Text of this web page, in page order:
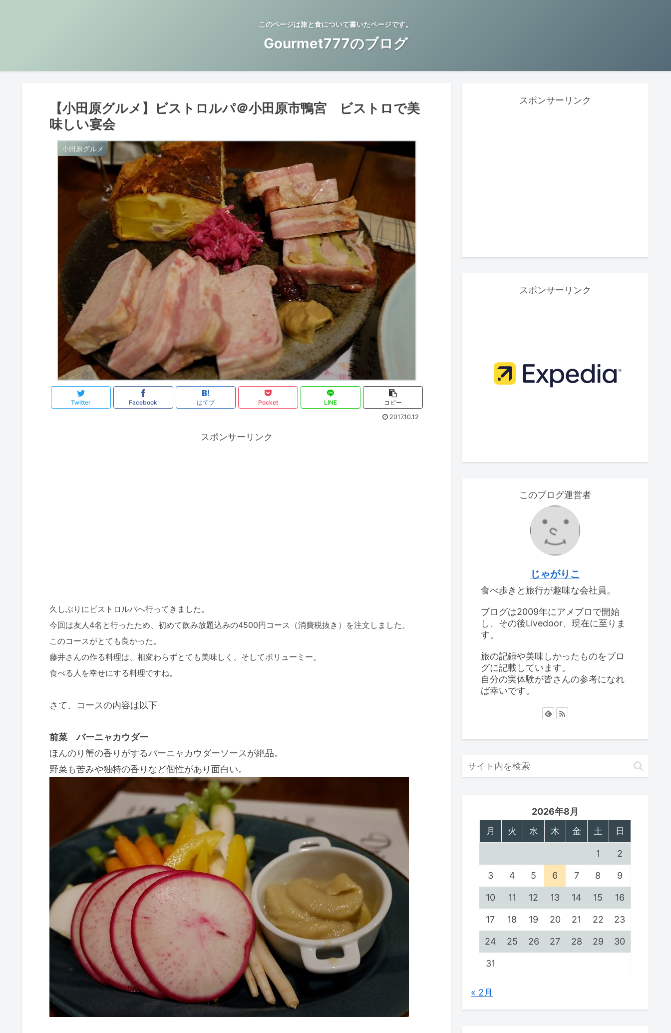
このページは旅と食について書いたページです。
Gourmet777のブログ
【小田原グルメ】ビストロルパ＠小田原市鴨宮 ビストロで美
味しい宴会
小田原グルメ
Twitter Facebook はてブ Pocket LINE
コピー
2017.10.12
スポンサーリンク
久しぶりにビストロルパへ行ってきました。
今回は友人4名と行ったため、初めて飲み放題込みの4500円コース（消費税抜き）を注文しました。
このコースがとても良かった。
藤井さんの作る料理は、相変わらずとても美味しく、そしてボリューミー。
食べる人を幸せにする料理ですね。
さて、コースの内容は以下
前菜 バーニャカウダー
ほんのり蟹の香りがするバーニャカウダーソースが絶品。
野菜も苦みや独特の香りなど個性があり面白い。
スポンサーリンク
スポンサーリンク
このブログ運営者
じゃがりこ
食べ歩きと旅行が趣味な会社員。
ブログは2009年にアメブロで開始
し、その後Livedoor、現在に至りま
す。
旅の記録や美味しかったものをブロ
グに記載しています。
自分の実体験が皆さんの参考になれ
ば幸いです。
2026年8月
月
火 水 木 金 土 日
1 2
3 4 5 6 7 8 9
10 11 12 13 14 15 16
17 18 19 20 21 22 23
24 25 26 27 28 29 30
31
« 2月